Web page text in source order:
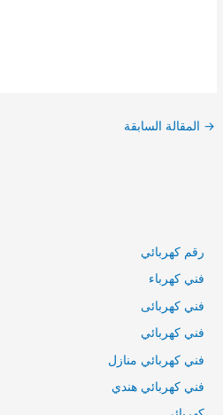
→ المقالة السابقة
رقم كهربائي
فني كهرباء
فني كهربائى
فني كهربائي
فني كهربائي منازل
فني كهربائي هندي